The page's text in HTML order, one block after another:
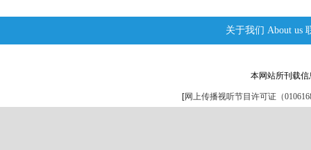
关于我们 About us
本网站所刊载
[网上传播视听节目许可证（